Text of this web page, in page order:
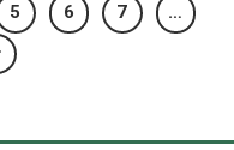
5 6 7
…